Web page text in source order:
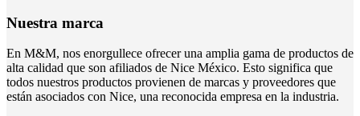
Nuestra marca
En M&M, nos enorgullece ofrecer una amplia gama de productos de
alta calidad que son afiliados de Nice México. Esto significa que
todos nuestros productos provienen de marcas y proveedores que
están asociados con Nice, una reconocida empresa en la industria.